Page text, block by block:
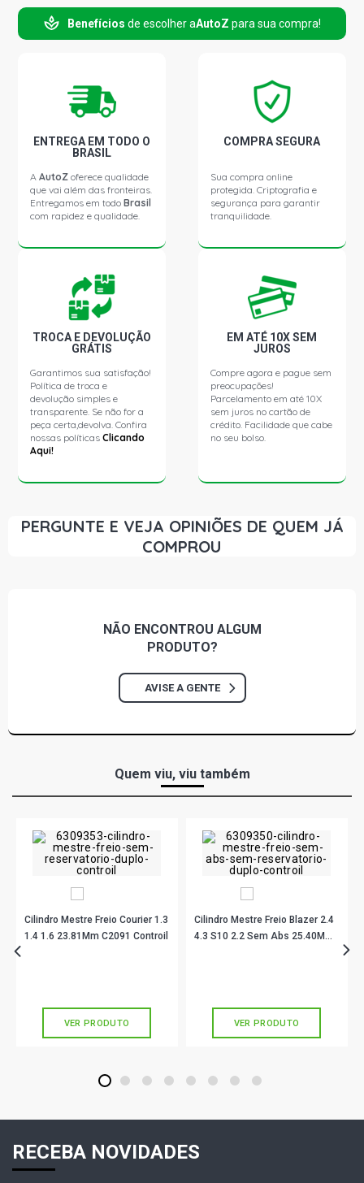
Benefícios de escolher aAutoZ para sua compra!
ENTREGA EM TODO O
BRASIL
AAutoZ oferece qualidade
que vai além das fronteiras.
Entregamos em todoBrasil
com rapidez e qualidade.
COMPRA SEGURA
Sua compra online
protegida. Criptografia e
segurança para garantir
tranquilidade.
TROCA E DEVOLUÇÃO
GRÁTIS
Garantimos sua satisfação!
Política de troca e
devolução simples e
transparente. Se não for a
peça certa,devolva. Confira
nossas políticasClicando
Aqui!
EM ATÉ 10X SEM
JUROS
Compre agora e pague sem
preocupações!
Parcelamento em até 10X
sem juros no cartão de
crédito. Facilidade que cabe
no seu bolso.
PERGUNTE E VEJA OPINIÕES DE QUEM JÁ
COMPROU
NÃO ENCONTROU ALGUM
PRODUTO?
AVISE A GENTE
Quem viu, viu também
Cilindro Mestre Freio Courier 1.3
1.4 1.6 23.81Mm C2091 Controil
VER PRODUTO
Cilindro Mestre Freio Blazer 2.4
4.3 S10 2.2 Sem Abs 25.40Mm
VER PRODUTO
1 2 3 4 5 6 7 8
RECEBA NOVIDADES